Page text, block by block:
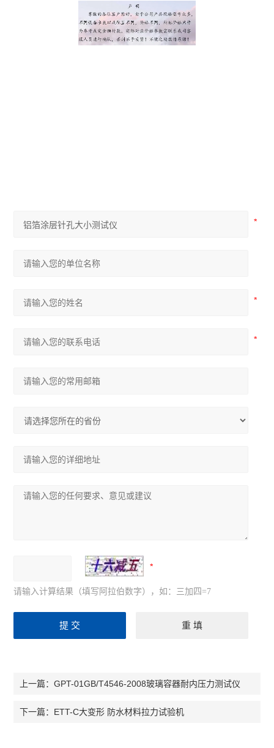
请输入计算结果（填写阿拉伯数字），如：三加四=7
上一篇：GPT-01GB/T4546-2008玻璃容器耐内压力测试仪
下一篇： ETT-C大变形 防水材料拉力试验机